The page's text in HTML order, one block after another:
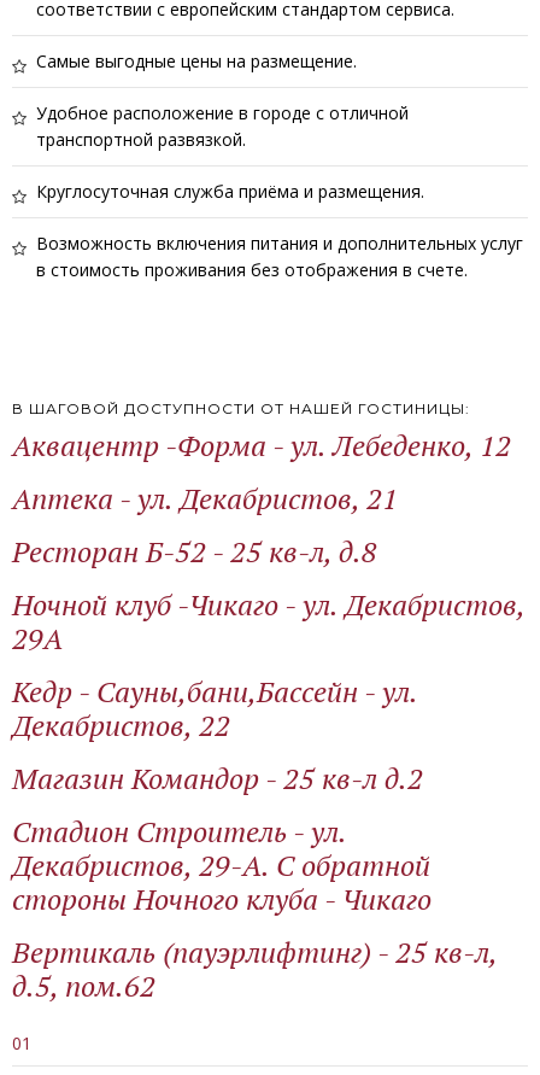
соответствии с европейским стандартом сервиса.
Самые выгодные цены на размещение.
Удобное расположение в городе с отличной
транспортной развязкой.
Круглосуточная служба приёма и размещения.
Возможность включения питания и дополнительных услуг
в стоимость проживания без отображения в счете.
В ШАГОВОЙ ДОСТУПНОСТИ ОТ НАШЕЙ ГОСТИНИЦЫ:
Аквацентр -Форма - ул. Лебеденко, 12
Аптека - ул. Декабристов, 21
Ресторан Б-52 - 25 кв-л, д.8
Ночной клуб -Чикаго - ул. Декабристов,
29А
Кедр - Сауны,бани,Бассейн - ул.
Декабристов, 22
Магазин Командор - 25 кв-л д.2
Стадион Строитель - ул.
Декабристов, 29-А. С обратной
стороны Ночного клуба - Чикаго
Вертикаль (пауэрлифтинг) - 25 кв-л,
д.5, пом.62
01